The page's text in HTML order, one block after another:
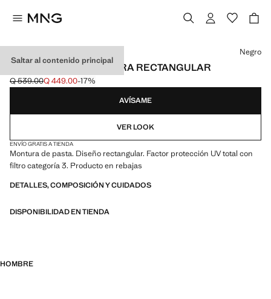
Saltar al contenido principal
GAFAS DE SOL MONTURA RECTANGULAR
Precio inicial tachado [Q 539.00 ]
Q 539.00
Precio actual [Q 449.00 ]
Q 449.00-17%
Selecciona un color
Negro
AVÍSAME
VER LOOK
ENVÍO GRATIS A TIENDA
Montura de pasta. Diseño rectangular. Factor protección UV total con
filtro categoría 3. Producto en rebajas
DETALLES, COMPOSICIÓN Y CUIDADOS
DISPONIBILIDAD EN TIENDA
HOMBRE